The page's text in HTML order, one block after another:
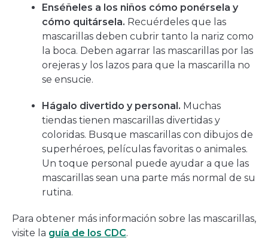
Enséñeles a los niños cómo ponérsela y
cómo quitársela. Recuérdeles que las
mascarillas deben cubrir tanto la nariz como
la boca. Deben agarrar las mascarillas por las
orejeras y los lazos para que la mascarilla no
se ensucie.
Hágalo divertido y personal. Muchas
tiendas tienen mascarillas divertidas y
coloridas. Busque mascarillas con dibujos de
superhéroes, películas favoritas o animales.
Un toque personal puede ayudar a que las
mascarillas sean una parte más normal de su
rutina.
Para obtener más información sobre las mascarillas,
visite la guía de los CDC.